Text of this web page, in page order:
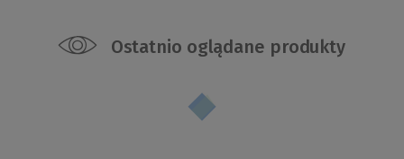
Ostatnio oglądane produkty